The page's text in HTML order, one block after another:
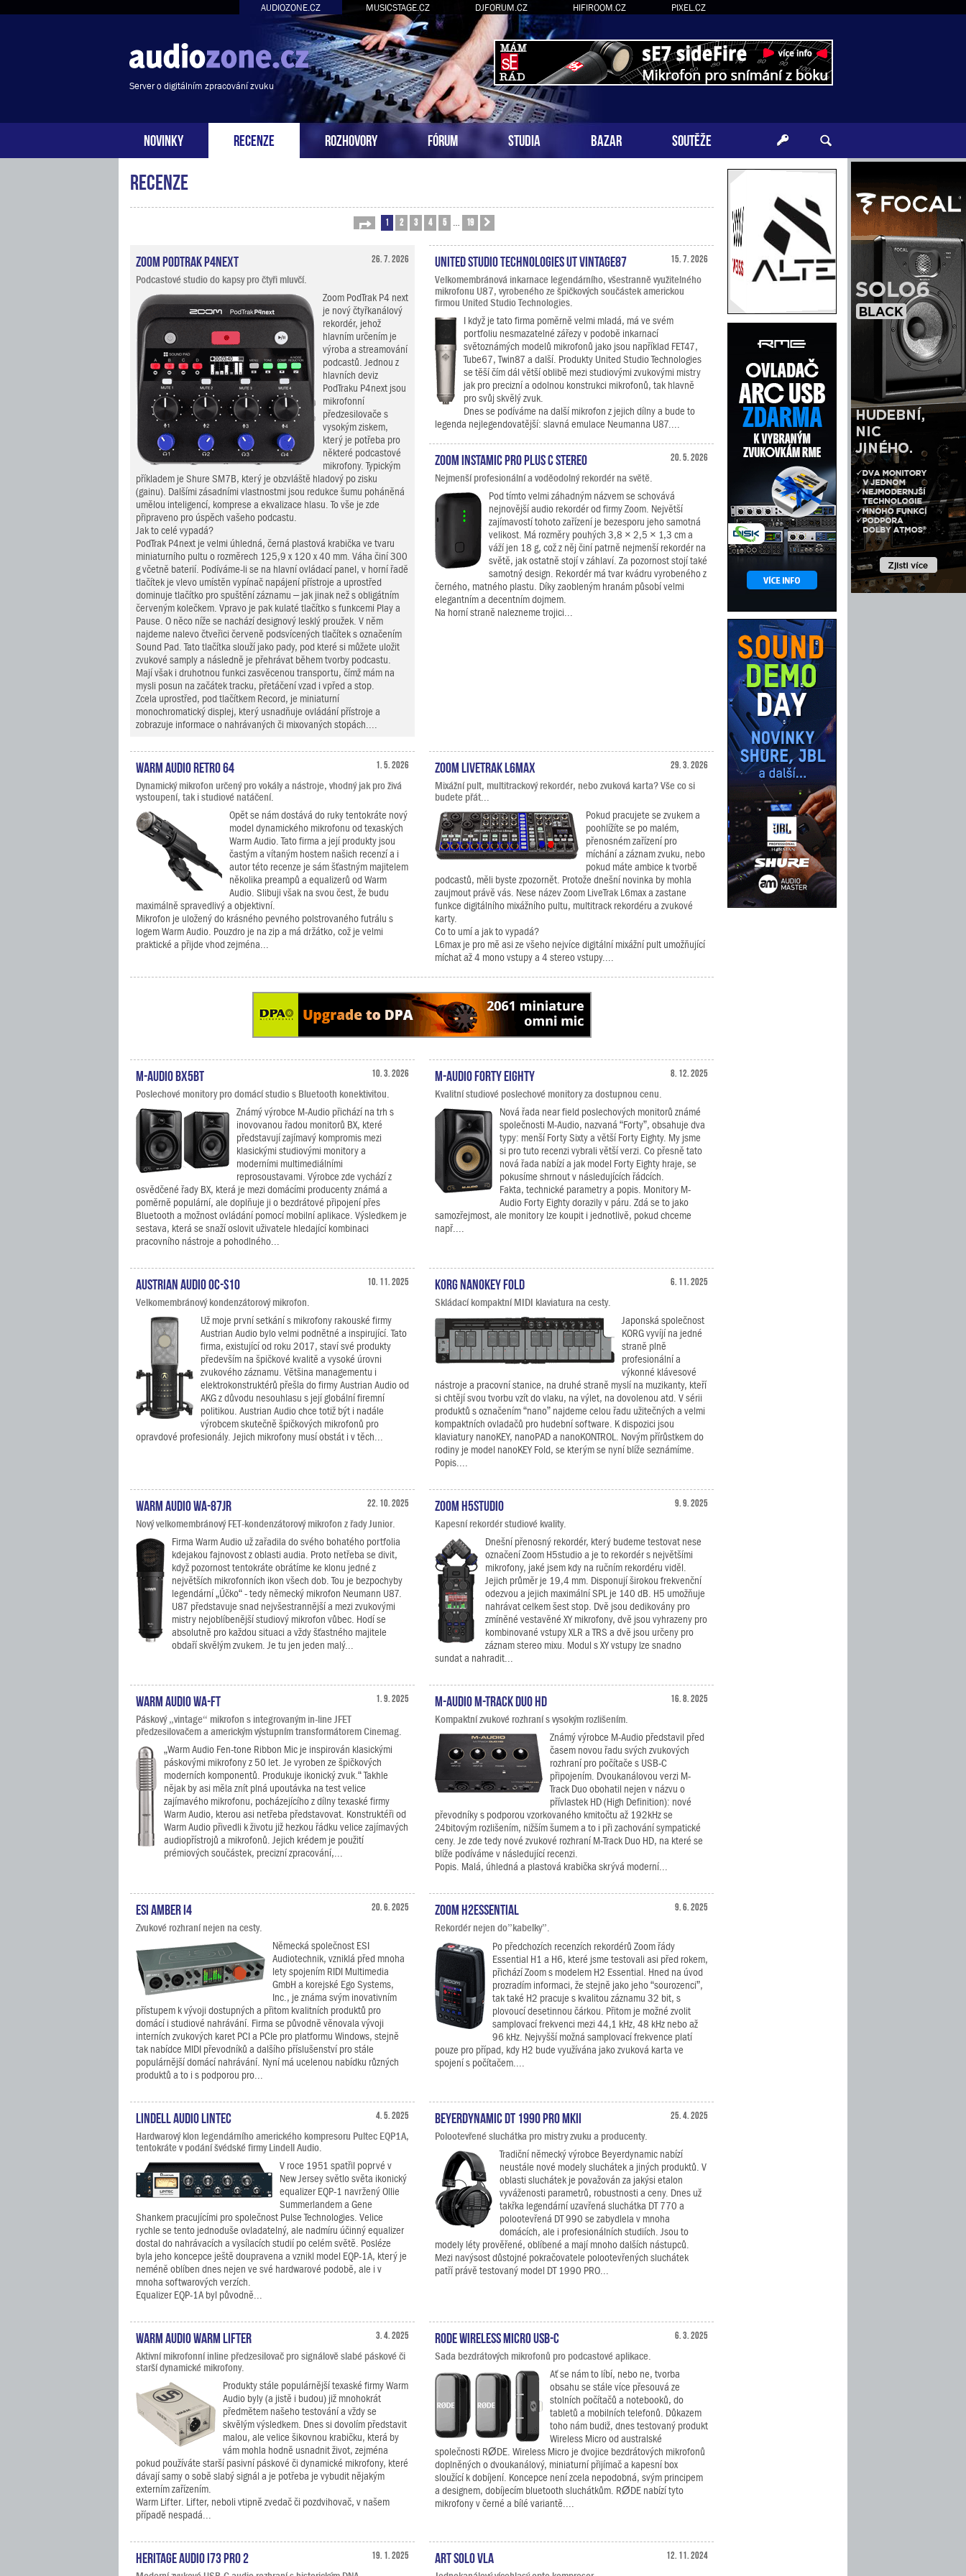
AUDIOZONE.CZ MUSICSTAGE.CZ DJFORUM.CZ HIFIROOM.CZ PIXEL.CZ
Server o digitálním zpracování zvuku
NOVINKY RECENZE ROZHOVORY FÓRUM STUDIA BAZAR SOUTĚŽE
Recenze
Stránka 1z 19
1 2 3 4 5 19
26. 7. 2026
Zoom PodTrak P4next
Podcastové studio do kapsy pro čtyři mluvčí.
Zoom PodTrak P4 next
je nový čtyřkanálový
rekordér, jehož
hlavním určením je
výroba a streamování
podcastů. Jednou z
hlavních deviz
PodTraku P4next jsou
mikrofonní
předzesilovače s
vysokým ziskem,
který je potřeba pro
některé podcastové
mikrofony. Typickým
příkladem je Shure SM7B, který je obzvláště hladový po zisku
(gainu). Dalšími zásadními vlastnostmi jsou redukce šumu poháněná
umělou inteligencí, komprese a ekvalizace hlasu. To vše je zde
připraveno pro úspěch vašeho podcastu.
Jak to celé vypadá?
PodTrak P4next je velmi úhledná, černá plastová krabička ve tvaru
miniaturního pultu o rozměrech 125,9 x 120 x 40 mm. Váha činí 300
g včetně baterií. Podíváme-li se na hlavní ovládací panel, v horní řadě
tlačítek je vlevo umístěn vypínač napájení přístroje a uprostřed
dominuje tlačítko pro spuštění záznamu – jak jinak než s obligátním
červeným kolečkem. Vpravo je pak kulaté tlačítko s funkcemi Play a
Pause. O něco níže se nachází designový lesklý proužek. V něm
najdeme nalevo čtveřici červeně podsvícených tlačítek s označením
Sound Pad. Tato tlačítka slouží jako pady, pod které si můžete uložit
zvukové samply a následně je přehrávat během tvorby podcastu.
Mají však i druhotnou funkci zasvěcenou transportu, čímž mám na
mysli posun na začátek tracku, přetáčení vzad i vpřed a stop.
Zcela uprostřed, pod tlačítkem Record, je miniaturní
monochromatický displej, který usnadňuje ovládání přístroje a
zobrazuje informace o nahrávaných či mixovaných stopách....
15. 7. 2026
United Studio Technologies UT Vintage87
Velkomembránová inkarnace legendárního, všestranně využitelného
mikrofonu U87, vyrobeného ze špičkových součástek americkou
firmou United Studio Technologies.
I když je tato firma poměrně velmi mladá, má ve svém
portfoliu nesmazatelné zářezy v podobě inkarnací
světoznámých modelů mikrofonů jako jsou například FET47,
Tube67, Twin87 a další. Produkty United Studio Technologies
se těší čím dál větší oblibě mezi studiovými zvukovými mistry
jak pro precizní a odolnou konstrukci mikrofonů, tak hlavně
pro svůj skvělý zvuk.
Dnes se podíváme na další mikrofon z jejich dílny a bude to
legenda nejlegendovatější: slavná emulace Neumanna U87....
20. 5. 2026
Zoom Instamic Pro Plus C Stereo
Nejmenší profesionální a voděodolný rekordér na světě.
Pod tímto velmi záhadným názvem se schovává
nejnovější audio rekordér od firmy Zoom. Největší
zajímavostí tohoto zařízení je bezesporu jeho samotná
velikost. Má rozměry pouhých 3,8 × 2,5 × 1,3 cm a
váží jen 18 g, což z něj činí patrně nejmenší rekordér na
světě, jak ostatně stojí v záhlaví. Za pozornost stojí také
samotný design. Rekordér má tvar kvádru vyrobeného z
černého, matného plastu. Díky zaobleným hranám působí velmi
elegantním a decentním dojmem.
Na horní straně nalezneme trojici...
1. 5. 2026
Warm Audio Retro 64
Dynamický mikrofon určený pro vokály a nástroje, vhodný jak pro živá
vystoupení, tak i studiové natáčení.
Opět se nám dostává do ruky tentokráte nový
model dynamického mikrofonu od texaských
Warm Audio. Tato firma a její produkty jsou
častým a vítaným hostem našich recenzí a i
autor této recenze je sám šťastným majitelem
několika preampů a equalizerů od Warm
Audio. Slibuji však na svou čest, že budu
maximálně spravedlivý a objektivní.
Mikrofon je uložený do krásného pevného polstrovaného futrálu s
logem Warm Audio. Pouzdro je na zip a má držátko, což je velmi
praktické a přijde vhod zejména...
29. 3. 2026
Zoom LiveTrak L6max
Mixážní pult, multitrackový rekordér, nebo zvuková karta? Vše co si
budete přát...
Pokud pracujete se zvukem a
poohlížíte se po malém,
přenosném zařízení pro
míchání a záznam zvuku, nebo
pokud máte ambice k tvorbě
podcastů, měli byste zpozornět. Protože dnešní novinka by mohla
zaujmout právě vás. Nese název Zoom LiveTrak L6max a zastane
funkce digitálního mixážního pultu, multitrack rekordéru a zvukové
karty.
Co to umí a jak to vypadá?
L6max je pro mě asi ze všeho nejvíce digitální mixážní pult umožňující
míchat až 4 mono vstupy a 4 stereo vstupy....
10. 3. 2026
M-Audio BX5BT
Poslechové monitory pro domácí studio s Bluetooth konektivitou.
Známý výrobce M-Audio přichází na trh s
inovovanou řadou monitorů BX, které
představují zajímavý kompromis mezi
klasickými studiovými monitory a
moderními multimediálními
reprosoustavami. Výrobce zde vychází z
osvědčené řady BX, která je mezi domácími producenty známá a
poměrně populární, ale doplňuje ji o bezdrátové připojení přes
Bluetooth a možnost ovládání pomocí mobilní aplikace. Výsledkem je
sestava, která se snaží oslovit uživatele hledající kombinaci
pracovního nástroje a pohodlného...
8. 12. 2025
M-Audio Forty Eighty
Kvalitní studiové poslechové monitory za dostupnou cenu.
Nová řada near field poslechových monitorů známé
společnosti M-Audio, nazvaná “Forty”, obsahuje dva
typy: menší Forty Sixty a větší Forty Eighty. My jsme
si pro tuto recenzi vybrali větší verzi. Co přesně tato
nová řada nabízí a jak model Forty Eighty hraje, se
pokusíme shrnout v následujících řádcích.
Fakta, technické parametry a popis. Monitory M-
Audio Forty Eighty dorazily v páru. Zdá se to jako
samozřejmost, ale monitory lze koupit i jednotlivě, pokud chceme
např....
10. 11. 2025
Austrian Audio OC-S10
Velkomembránový kondenzátorový mikrofon.
Už moje první setkání s mikrofony rakouské firmy
Austrian Audio bylo velmi podnětné a inspirující. Tato
firma, existující od roku 2017, staví své produkty
především na špičkové kvalitě a vysoké úrovni
zvukového záznamu. Většina managementu i
elektrokonstruktérů přešla do firmy Austrian Audio od
AKG z důvodu nesouhlasu s její globální firemní
politikou. Austrian Audio chce totiž být i nadále
výrobcem skutečně špičkových mikrofonů pro
opravdové profesionály. Jejich mikrofony musí obstát i v těch...
6. 11. 2025
KORG nanoKEY Fold
Skládací kompaktní MIDI klaviatura na cesty.
Japonská společnost
KORG vyvíjí na jedné
straně plně
profesionální a
výkonné klávesové
nástroje a pracovní stanice, na druhé straně myslí na muzikanty, kteří
si chtějí svou tvorbu vzít do vlaku, na výlet, na dovolenou atd. V sérii
produktů s označením “nano” najdeme celou řadu užitečných a velmi
kompaktních ovladačů pro hudební software. K dispozici jsou
klaviatury nanoKEY, nanoPAD a nanoKONTROL. Novým přírůstkem do
rodiny je model nanoKEY Fold, se kterým se nyní blíže seznámíme.
Popis....
22. 10. 2025
Warm Audio WA-87jr
Nový velkomembránový FET-kondenzátorový mikrofon z řady Junior.
Firma Warm Audio už zařadila do svého bohatého portfolia
kdejakou fajnovost z oblasti audia. Proto netřeba se divit,
když pozornost tentokráte obrátíme ke klonu jedné z
největších mikrofonních ikon všech dob. Tou je bezpochyby
legendární „Účko“ - tedy německý mikrofon Neumann U87.
U87 představuje snad nejvšestrannější a mezi zvukovými
mistry nejoblíbenější studiový mikrofon vůbec. Hodí se
absolutně pro každou situaci a vždy šťastného majitele
obdaří skvělým zvukem. Je tu jen jeden malý...
9. 9. 2025
Zoom H5studio
Kapesní rekordér studiové kvality.
Dnešní přenosný rekordér, který budeme testovat nese
označení Zoom H5studio a je to rekordér s největšími
mikrofony, jaké jsem kdy na ručním rekordéru viděl.
Jejich průměr je 19,4 mm. Disponují širokou frekvenční
odezvou a jejich maximální SPL je 140 dB. H5 umožňuje
nahrávat celkem šest stop. Dvě jsou dedikovány pro
zmíněné vestavěné XY mikrofony, dvě jsou vyhrazeny pro
kombinované vstupy XLR a TRS a dvě jsou určeny pro
záznam stereo mixu. Modul s XY vstupy lze snadno
sundat a nahradit...
1. 9. 2025
Warm Audio WA-FT
Páskový „vintage“ mikrofon s integrovaným in-line JFET
předzesilovačem a americkým výstupním transformátorem Cinemag.
„Warm Audio Fen-tone Ribbon Mic je inspirován klasickými
páskovými mikrofony z 50 let. Je vyroben ze špičkových
moderních komponentů. Produkuje ikonický zvuk.“ Takhle
nějak by asi měla znít plná upoutávka na test velice
zajímavého mikrofonu, pocházejícího z dílny texaské firmy
Warm Audio, kterou asi netřeba představovat. Konstruktéři od
Warm Audio přivedli k životu již hezkou řádku velice zajímavých
audiopřístrojů a mikrofonů. Jejich krédem je použití
prémiových součástek, precizní zpracování,...
16. 8. 2025
M-Audio M-Track Duo HD
Kompaktní zvukové rozhraní s vysokým rozlišením.
Známý výrobce M-Audio představil před
časem novou řadu svých zvukových
rozhraní pro počítače s USB-C
připojením. Dvoukanálovou verzi M-
Track Duo obohatil nejen v názvu o
přívlastek HD (High Definition): nové
převodníky s podporou vzorkovaného kmitočtu až 192kHz se
24bitovým rozlišením, nižším šumem a to i při zachování sympatické
ceny. Je zde tedy nové zvukové rozhraní M-Track Duo HD, na které se
blíže podíváme v následující recenzi.
Popis. Malá, úhledná a plastová krabička skrývá moderní...
20. 6. 2025
ESI Amber i4
Zvukové rozhraní nejen na cesty.
Německá společnost ESI
Audiotechnik, vzniklá před mnoha
lety spojením RIDI Multimedia
GmbH a korejské Ego Systems,
Inc., je známa svým inovativním
přístupem k vývoji dostupných a přitom kvalitních produktů pro
domácí i studiové nahrávání. Firma se původně věnovala vývoji
interních zvukových karet PCI a PCIe pro platformu Windows, stejně
tak nabídce MIDI převodníků a dalšího příslušenství pro stále
populárnější domácí nahrávání. Nyní má ucelenou nabídku různých
produktů a to i s podporou pro...
9. 6. 2025
Zoom H2essential
Rekordér nejen do”kabelky”.
Po předchozích recenzích rekordérů Zoom řády
Essential H1 a H6, které jsme testovali asi před rokem,
přichází Zoom s modelem H2 Essential. Hned na úvod
prozradím informaci, že stejně jako jeho “sourozenci”,
tak také H2 pracuje s kvalitou záznamu 32 bit, s
plovoucí desetinnou čárkou. Přitom je možné zvolit
samplovací frekvenci mezi 44,1 kHz, 48 kHz nebo až
96 kHz. Nejvyšší možná samplovací frekvence platí
pouze pro případ, kdy H2 bude využívána jako zvuková karta ve
spojení s počítačem....
4. 5. 2025
Lindell Audio LiNTEC
Hardwarový klon legendárního amerického kompresoru Pultec EQP1A,
tentokráte v podání švédské firmy Lindell Audio.
V roce 1951 spatřil poprvé v
New Jersey světlo světa ikonický
equalizer EQP-1 navržený Ollie
Summerlandem a Gene
Shankem pracujícími pro společnost Pulse Technologies. Velice
rychle se tento jednoduše ovladatelný, ale nadmíru účinný equalizer
dostal do nahrávacích a vysílacích studií po celém světě. Posléze
byla jeho koncepce ještě doupravena a vznikl model EQP-1A, který je
neméně oblíben dnes nejen ve své hardwarové podobě, ale i v
mnoha softwarových verzích.
Equalizer EQP-1A byl původně...
25. 4. 2025
Beyerdynamic DT 1990 PRO MKII
Polootevřené sluchátka pro mistry zvuku a producenty.
Tradiční německý výrobce Beyerdynamic nabízí
neustále nové modely sluchátek a jiných produktů. V
oblasti sluchátek je považován za jakýsi etalon
vyváženosti parametrů, robustnosti a ceny. Dnes už
takřka legendární uzavřená sluchátka DT 770 a
polootevřená DT 990 se zabydlela v mnoha
domácích, ale i profesionálních studiích. Jsou to
modely léty prověřené, oblíbené a mají mnoho dalších nástupců.
Mezi navýsost důstojné pokračovatele polootevřených sluchátek
patří právě testovaný model DT 1990 PRO...
3. 4. 2025
Warm Audio Warm Lifter
Aktivní mikrofonní inline předzesilovač pro signálově slabé páskové či
starší dynamické mikrofony.
Produkty stále populárnější texaské firmy Warm
Audio byly (a jistě i budou) již mnohokrát
předmětem našeho testování a vždy se
skvělým výsledkem. Dnes si dovolím představit
malou, ale velice šikovnou krabičku, která by
vám mohla hodně usnadnit život, zejména
pokud používáte starší pasivní páskové či dynamické mikrofony, které
dávají samy o sobě slabý signál a je potřeba je vybudit nějakým
externím zařízením.
Warm Lifter. Lifter, neboli vtipně zvedač či pozdvihovač, v našem
případě nespadá...
6. 3. 2025
RODE Wireless Micro USB-C
Sada bezdrátových mikrofonů pro podcastové aplikace.
Ať se nám to líbí, nebo ne, tvorba
obsahu se stále více přesouvá ze
stolních počítačů a notebooků, do
tabletů a mobilních telefonů. Důkazem
toho nám budiž, dnes testovaný produkt
Wireless Micro od australské
společnosti RØDE. Wireless Micro je dvojice bezdrátových mikrofonů
doplněných o dvoukanálový, miniaturní přijímač a kapesní box
sloužící k dobíjení. Koncepce není zcela nepodobná, svým principem
a designem, dobíjecím bluetooth sluchátkům. RØDE nabízí tyto
mikrofony v černé a bílé variantě....
19. 1. 2025
Heritage Audio i73 PRO 2 12. 11. 2024
ART SOLO VLA